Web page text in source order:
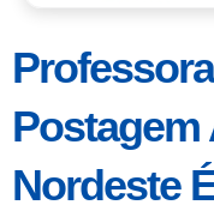
Postagem
Nordeste